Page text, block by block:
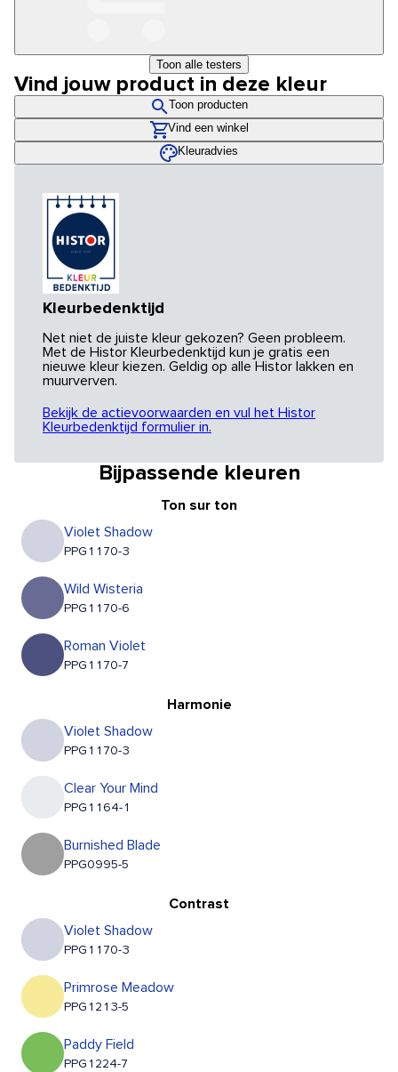
Toon alle testers
Vind jouw product in deze kleur
Toon producten
Vind een winkel
Kleuradvies
Kleurbedenktijd
Net niet de juiste kleur gekozen? Geen probleem.
Met de Histor Kleurbedenktijd kun je gratis een
nieuwe kleur kiezen. Geldig op alle Histor lakken en
muurverven.
Bekijk de actievoorwaarden en vul het Histor
Kleurbedenktijd formulier in.
Bijpassende kleuren
Ton sur ton
Violet Shadow
PPG1170-3
Wild Wisteria
PPG1170-6
Roman Violet
PPG1170-7
Harmonie
Violet Shadow
PPG1170-3
Clear Your Mind
PPG1164-1
Burnished Blade
PPG0995-5
Contrast
Violet Shadow
PPG1170-3
Primrose Meadow
PPG1213-5
Paddy Field
PPG1224-7